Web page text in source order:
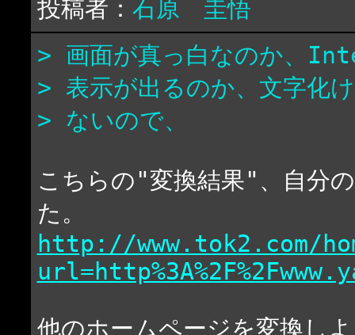
投稿者： 石原 圭悟
> 画面が真っ白なのか、
> 表示が出るのか、文字化
> ないので、
こちらの"変換結果"、自分
た。
http://www.tok2.com/
他のホームページを変換し